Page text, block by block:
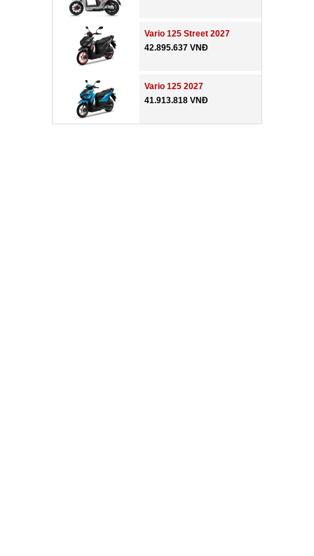
Vario 125 Street 2027
42.895.637 VNĐ
Vario 125 2027
41.913.818 VNĐ